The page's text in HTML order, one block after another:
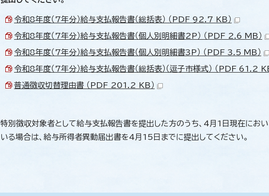
令和8年度（7年分）給与支払報告書（総括表） （PDF 92.7 KB）
令和8年度（7年分）給与支払報告書（個人別明細書2P） （PDF 2.6 MB）
令和8年度（7年分）給与支払報告書（個人別明細書3P） （PDF 3.5 MB）
令和8年度（7年分）給与支払報告書（総括表）（逗子市様式） （PDF 61.2
普通徴収切替理由書 （PDF 201.2 KB）
特別徴収対象者として給与支払報告書を提出した方のうち、4月1日現在にお
いる場合は、給与所得者異動届出書を4月15日までに提出してください。